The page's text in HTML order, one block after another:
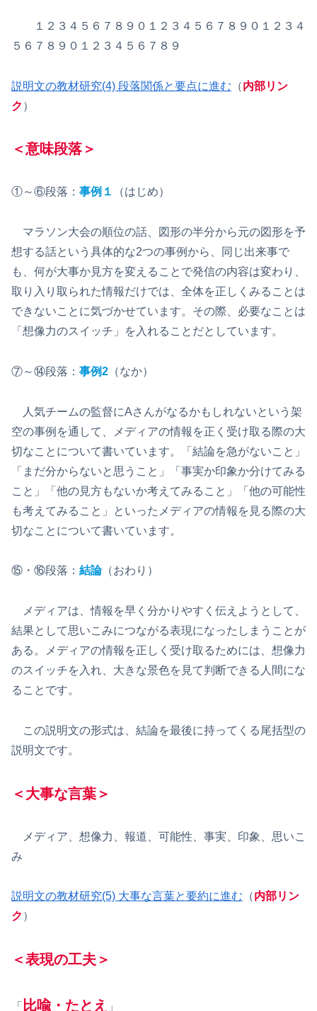
１２３４５６７８９０１２３４５６７８９０１２３４
５６７８９０１２３４５６７８９
説明文の教材研究(4) 段落関係と要点に進む （内部リン
ク ）
＜意味段落＞
①～⑥段落： 事例１ （はじめ）
マラソン大会の順位の話、図形の半分から元の図形を予
想する話という具体的な2つの事例から、同じ出来事で
も、何が大事か見方を変えることで発信の内容は変わり、
取り入り取られた情報だけでは、全体を正しくみることは
できないことに気づかせています。その際、必要なことは
「想像力のスイッチ」を入れることだとしています。
⑦～⑭段落： 事例2 （なか）
人気チームの監督にAさんがなるかもしれないという架
空の事例を通して、メディアの情報を正く受け取る際の大
切なことについて書いています。「結論を急がないこと」
「まだ分からないと思うこと」「事実か印象か分けてみる
こと」「他の見方もないか考えてみること」「他の可能性
も考えてみること」といったメディアの情報を見る際の大
切なことについて書いています。
⑮・⑯段落： 結論（おわり）
メディアは、情報を早く分かりやすく伝えようとして、
結果として思いこみにつながる表現になったしまうことが
ある。メディアの情報を正しく受け取るためには、想像力
のスイッチを入れ、大きな景色を見て判断できる人間にな
ることです。
この説明文の形式は、結論を最後に持ってくる尾括型の
説明文です。
＜大事な言葉＞
メディア、想像力、報道、可能性、事実、印象、思いこ
み
説明文の教材研究(5) 大事な言葉と要約に進む （内部リン
ク ）
＜表現の工夫＞
「 比喩・たとえ 」